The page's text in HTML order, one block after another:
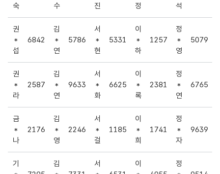
숙
수
진
정
석
권
*
섭
6842
김
*
연
5786
서
*
현
5331
이
*
하
1257
정
*
영
5079
권
*
라
2587
김
*
연
9633
서
*
화
6625
이
*
록
2381
정
*
연
6765
금
*
나
2176
김
*
영
2246
서
*
걸
1185
이
*
희
1741
정
*
자
9639
기
김
서
이
정